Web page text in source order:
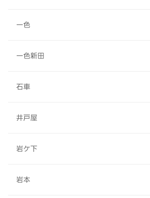
一色
一色新田
石車
井戸屋
岩ケ下
岩本